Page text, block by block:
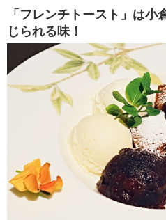
「フレンチトースト」は
じられる味！